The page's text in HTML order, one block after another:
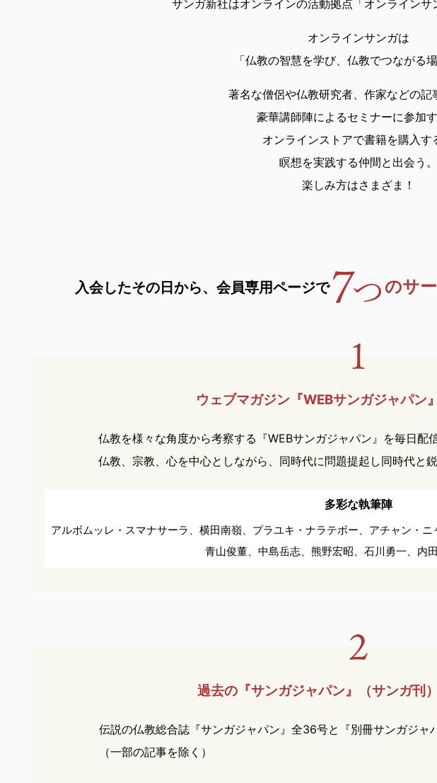
サンガ新社はオンラインの活動拠点「オンラインサ
オンラインサンガは
「仏教の智慧を学び、仏教でつながる場
著名な僧侶や仏教研究者、作家などの記
豪華講師陣によるセミナーに参加す
オンラインストアで書籍を購入す
瞑想を実践する仲間と出会う。
楽しみ方はさまざま！
入会したその日から、会員専用ページで のサ
ウェブマガジン『WEBサンガジャパン
仏教を様々な角度から考察する『WEBサンガジャパン』を毎日配信
仏教、宗教、心を中心としながら、同時代に問題提起し同時代と
多彩な執筆陣
アルボムッレ・スマナサーラ、 横田南嶺、 プラユキ・ナラテボー、 アチャン・ニ
青山俊董、 中島岳志、 熊野宏昭、 石川勇一、 内
過去の『サンガジャパン』 （サンガ刊
伝説の仏教総合誌『サンガジャパン』全36号と『別冊サンガジャ
（一部の記事を除く）